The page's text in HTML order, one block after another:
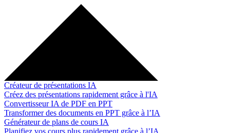
Créateur de présentations IA
Créez des présentations rapidement grâce à l'IA
Convertisseur IA de PDF en PPT
Transformer des documents en PPT grâce à l’IA
Générateur de plans de cours IA
Planifiez vos cours plus rapidement grâce à l’IA